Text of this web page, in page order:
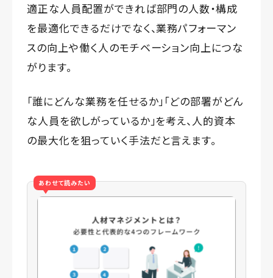
適正な人員配置ができれば部門の人数・構成
を最適化できるだけでなく、業務パフォーマン
スの向上や働く人のモチベーション向上につな
がります。
「誰にどんな業務を任せるか」「どの部署がどん
な人員を欲しがっているか」を考え、人的資本
の最大化を狙っていく手法だと言えます。
あわせて読みたい